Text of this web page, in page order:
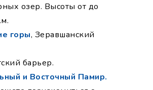
озер. Высоты от до
горы, Зеравшанский
барьер.
и Восточный Памир.